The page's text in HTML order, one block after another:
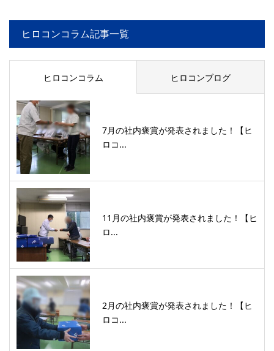
ヒロコンコラム記事一覧
ヒロコンコラム ヒロコンブログ
7月の社内褒賞が発表されました！【ヒ
ロコ...
11月の社内褒賞が発表されました！【ヒ
ロ...
2月の社内褒賞が発表されました！【ヒ
ロコ...